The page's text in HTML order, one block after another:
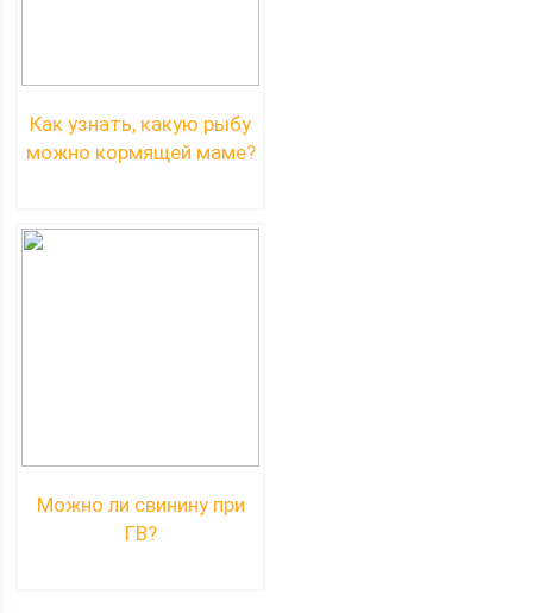
Как узнать, какую рыбу
можно кормящей маме?
Можно ли свинину при
ГВ?